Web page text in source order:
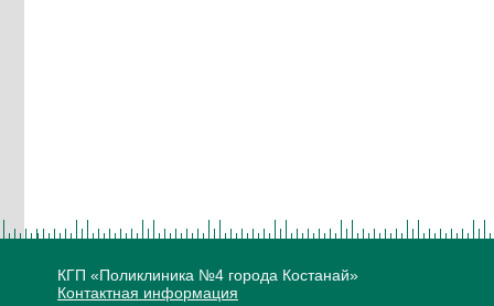
КГП «Поликлиника №4 города Костанай»
Контактная информация